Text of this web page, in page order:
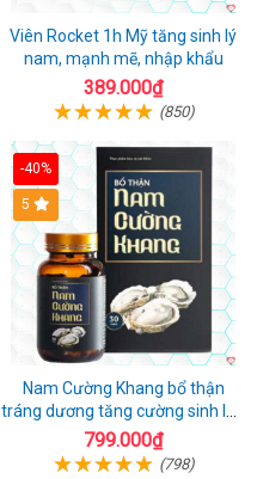
Viên Rocket 1h Mỹ tăng sinh lý
nam, mạnh mẽ, nhập khẩu
389.000₫
(850)
-40%
5
Nam Cường Khang bổ thận
tráng dương tăng cường sinh lực
nam
799.000₫
(798)